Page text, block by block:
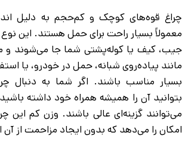
چراغ قوه‌های کوچک و کم‌حجم به دلیل
معمولاً بسیار راحت برای حمل هستند. این نوع
جیب، کیف یا کوله‌پشتی شما جا می‌شوند و
مانند پیاده‌روی شبانه، حمل در خودرو، یا
بسیار مناسب باشند. اگر شما به دنبال
بتوانید آن را همیشه همراه خود داشته
می‌توانند گزینه‌ای عالی باشند. وزن کم این
امکان را می‌دهد که بدون ایجاد مزاحمت از آن